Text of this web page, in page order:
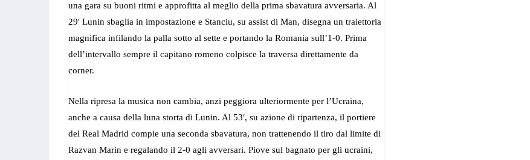
una gara su buoni ritmi e approfitta al meglio della prima sbavatura avversaria. Al
29′ Lunin sbaglia in impostazione e Stanciu, su assist di Man, disegna un traiettoria
magnifica infilando la palla sotto al sette e portando la Romania sull’1-0. Prima
dell’intervallo sempre il capitano romeno colpisce la traversa direttamente da
corner.
Nella ripresa la musica non cambia, anzi peggiora ulteriormente per l’Ucraina,
anche a causa della luna storta di Lunin. Al 53′, su azione di ripartenza, il portiere
del Real Madrid compie una seconda sbavatura, non trattenendo il tiro dal limite di
Razvan Marin e regalando il 2-0 agli avversari. Piove sul bagnato per gli ucraini,